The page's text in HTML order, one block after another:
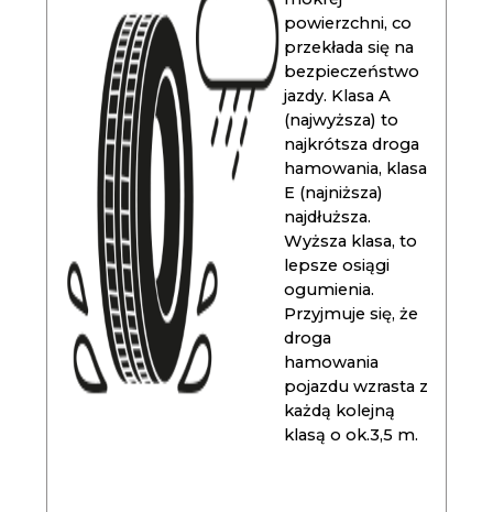
powierzchni, co
przekłada się na
bezpieczeństwo
jazdy. Klasa A
(najwyższa) to
najkrótsza droga
hamowania, klasa
E (najniższa)
najdłuższa.
Wyższa klasa, to
lepsze osiągi
ogumienia.
Przyjmuje się, że
droga
hamowania
pojazdu wzrasta z
każdą kolejną
klasą o ok.3,5 m.